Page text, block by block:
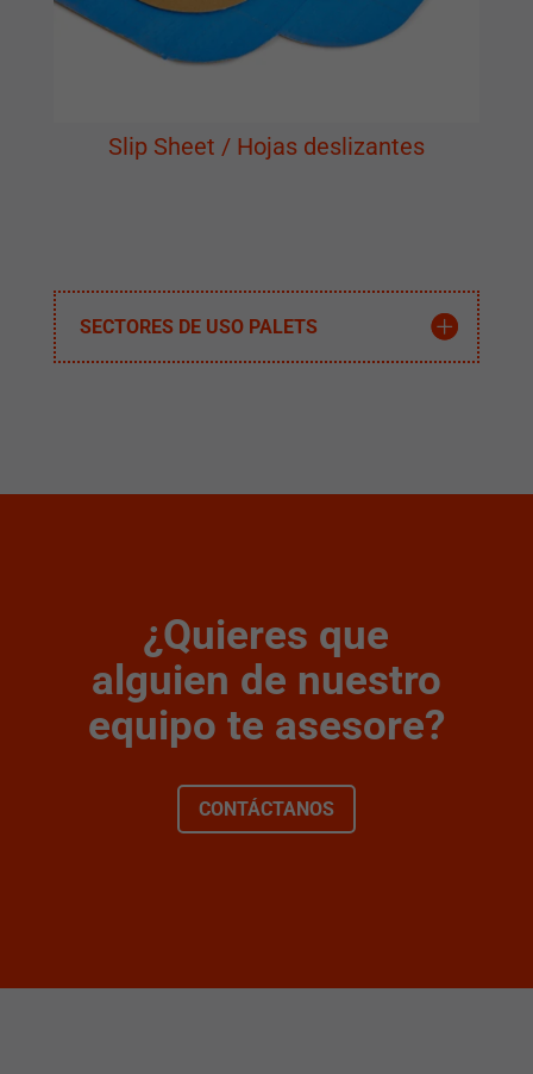
Slip Sheet / Hojas deslizantes
SECTORES DE USO PALETS
¿Quieres que
alguien de nuestro
equipo te asesore?
CONTÁCTANOS